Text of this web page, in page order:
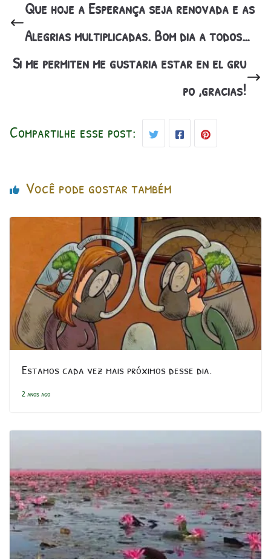
Que hoje a Esperança seja renovada e as
Alegrias multiplicadas. Bom dia a todos…
Si me permiten me gustaria estar en el gru
po ,gracias!
Compartilhe esse post:
Você pode gostar também
Estamos cada vez mais próximos desse dia.
2 anos ago